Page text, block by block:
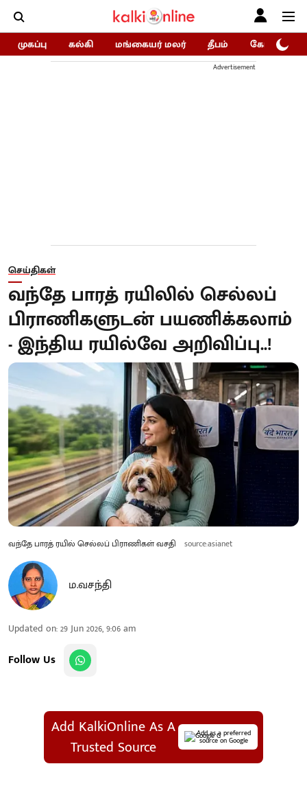
முகப்பு கல்கி மங்கையர் மலர் தீபம் கோகுலம்/
Advertisement
செய்திகள்
வந்தே பாரத் ரயிலில் செல்லப்
பிராணிகளுடன் பயணிக்கலாம்
- இந்திய ரயில்வே அறிவிப்பு..!
வந்தே பாரத் ரயில் செல்லப் பிராணிகள் வசதி source:asianet
ம.வசந்தி
Updated on:29 Jun 2026, 9:06 am
Follow Us
Add KalkiOnline As A
Trusted Source
Add as a preferred
source on Google